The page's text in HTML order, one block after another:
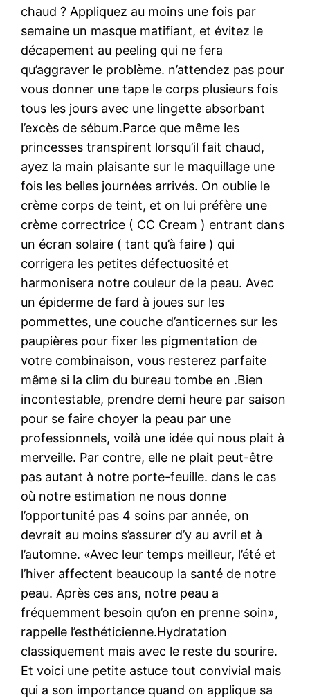
chaud ? Appliquez au moins une fois par
semaine un masque matifiant, et évitez le
décapement au peeling qui ne fera
qu’aggraver le problème. n’attendez pas pour
vous donner une tape le corps plusieurs fois
tous les jours avec une lingette absorbant
l’excès de sébum.Parce que même les
princesses transpirent lorsqu’il fait chaud,
ayez la main plaisante sur le maquillage une
fois les belles journées arrivés. On oublie le
crème corps de teint, et on lui préfère une
crème correctrice ( CC Cream ) entrant dans
un écran solaire ( tant qu’à faire ) qui
corrigera les petites défectuosité et
harmonisera notre couleur de la peau. Avec
un épiderme de fard à joues sur les
pommettes, une couche d’anticernes sur les
paupières pour fixer les pigmentation de
votre combinaison, vous resterez parfaite
même si la clim du bureau tombe en .Bien
incontestable, prendre demi heure par saison
pour se faire choyer la peau par une
professionnels, voilà une idée qui nous plait à
merveille. Par contre, elle ne plait peut-être
pas autant à notre porte-feuille. dans le cas
où notre estimation ne nous donne
l’opportunité pas 4 soins par année, on
devrait au moins s’assurer d’y au avril et à
l’automne. «Avec leur temps meilleur, l’été et
l’hiver affectent beaucoup la santé de notre
peau. Après ces ans, notre peau a
fréquemment besoin qu’on en prenne soin»,
rappelle l’esthéticienne.Hydratation
classiquement mais avec le reste du sourire.
Et voici une petite astuce tout convivial mais
qui a son importance quand on applique sa